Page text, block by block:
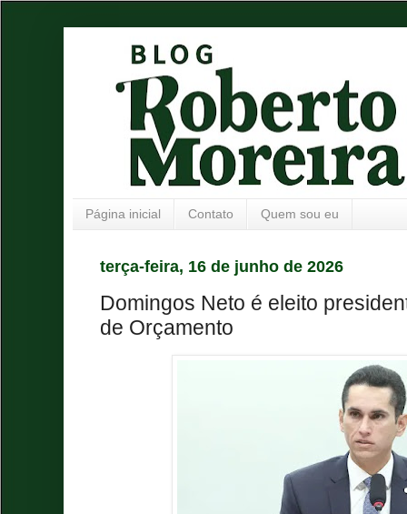
Página inicial Contato Quem sou eu
terça-feira, 16 de junho de 2026
Domingos Neto é eleito
de Orçamento